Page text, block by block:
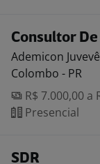
Consultor
Ademicon Juvevê
Colombo - PR
R$ 7.000,00 a
Presencial
SDR